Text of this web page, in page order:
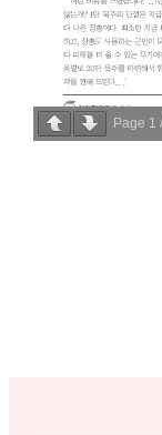
Page 1